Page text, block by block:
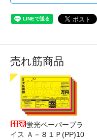
売れ筋商品
蛍光ペーパープラ
イス Ａ－８１Ｐ(PP)10